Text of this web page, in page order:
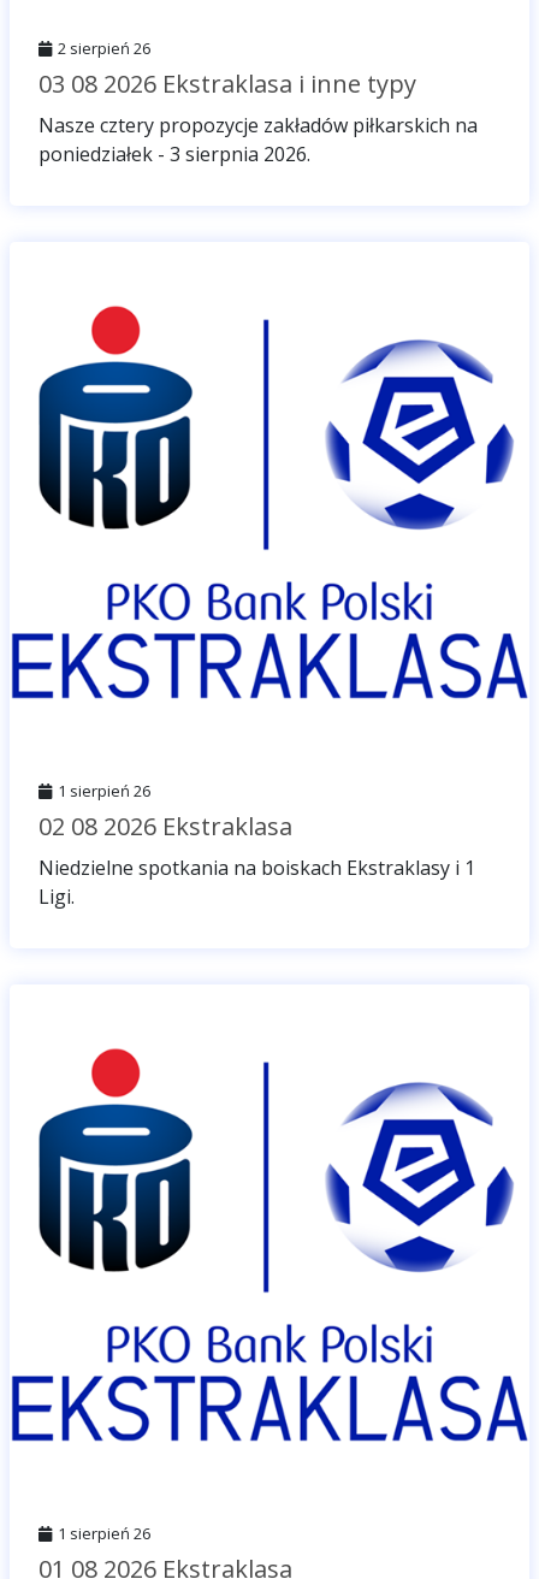
2 sierpień 26
03 08 2026 Ekstraklasa i inne typy
Nasze cztery propozycje zakładów piłkarskich na
poniedziałek - 3 sierpnia 2026.
1 sierpień 26
02 08 2026 Ekstraklasa
Niedzielne spotkania na boiskach Ekstraklasy i 1
Ligi.
1 sierpień 26
01 08 2026 Ekstraklasa